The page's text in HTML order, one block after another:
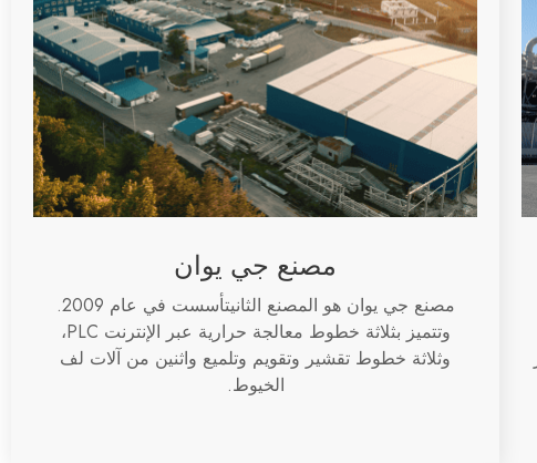
مصنع جي يوان
مصنع جي يوان هو المصنع الثاني
تأسست في عام 2009.
وتتميز بثلاثة خطوط معالجة حرارية عبر الإنترنت PLC،
وثلاثة خطوط تقشير وتقويم وتلميع واثنين من آلات لف
الخيوط.